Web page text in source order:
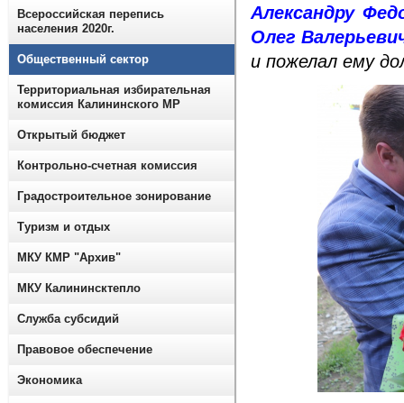
Александру
Олег
и пожелал ему
Всероссийская перепись
населения 2020г.
Общественный сектор
Территориальная избирательная
комиссия Калининского МР
Открытый бюджет
Контрольно-счетная комиссия
Градостроительное зонирование
Туризм и отдых
МКУ КМР "Архив"
МКУ Калининсктепло
Служба субсидий
Правовое обеспечение
Экономика